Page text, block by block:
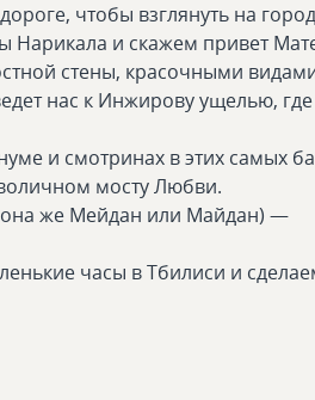
чтобы взглянуть на
Нарикала и скажем привет
стены, красочными
нас к Инжирову ущелью,
и смотринах в этих самых
мосту Любви.
же Мейдан или Майдан) —
часы в Тбилиси и